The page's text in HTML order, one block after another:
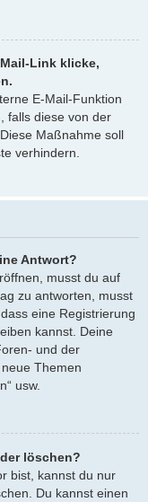
Link klicke,
E-Mail-Funktion
falls diese von der
Maßnahme soll
verhindern.
Antwort?
musst du auf
zu antworten, musst
eine Registrierung
kannst. Deine
und der
Themen
usw.
löschen?
bist, kannst du nur
Du kannst einen